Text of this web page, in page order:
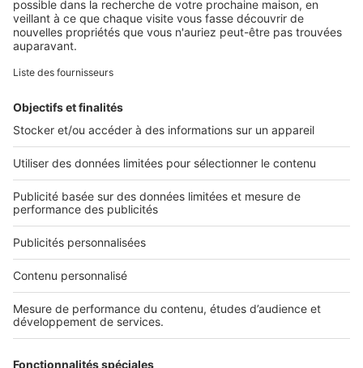
Retrouvez-nous sur ...
L'ENTREPRISE
Qui sommes-nous ?
Nous contacter
Nous recrutons
NOS APPLICATIONS
Découvrez nos applications